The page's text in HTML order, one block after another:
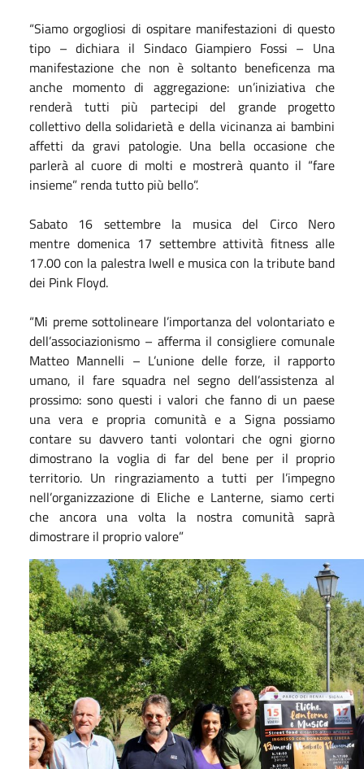
“Siamo orgogliosi di ospitare manifestazioni di questo
tipo – dichiara il Sindaco Giampiero Fossi – Una
manifestazione che non è soltanto beneficenza ma
anche momento di aggregazione: un’iniziativa che
renderà tutti più partecipi del grande progetto
collettivo della solidarietà e della vicinanza ai bambini
affetti da gravi patologie. Una bella occasione che
parlerà al cuore di molti e mostrerà quanto il “fare
insieme” renda tutto più bello”.
Sabato 16 settembre la musica del Circo Nero
mentre domenica17 settembreattività fitness alle
17.00 con la palestra Iwell e musica con la tribute band
dei Pink Floyd.
“Mi preme sottolineare l’importanza del volontariato e
dell’associazionismo – afferma il consigliere comunale
Matteo Mannelli – L’unione delle forze, il rapporto
umano, il fare squadra nel segno dell’assistenza al
prossimo: sono questi i valori che fanno di un paese
una vera e propria comunità e a Signa possiamo
contare su davvero tanti volontari che ogni giorno
dimostrano la voglia di far del bene per il proprio
territorio. Un ringraziamento a tutti per l’impegno
nell’organizzazione di Eliche e Lanterne, siamo certi
che ancora una volta la nostra comunità saprà
dimostrare il proprio valore”